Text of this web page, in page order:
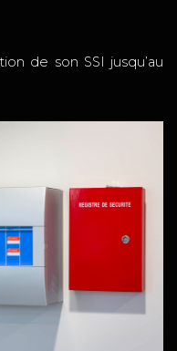
de son SSI jusqu’au